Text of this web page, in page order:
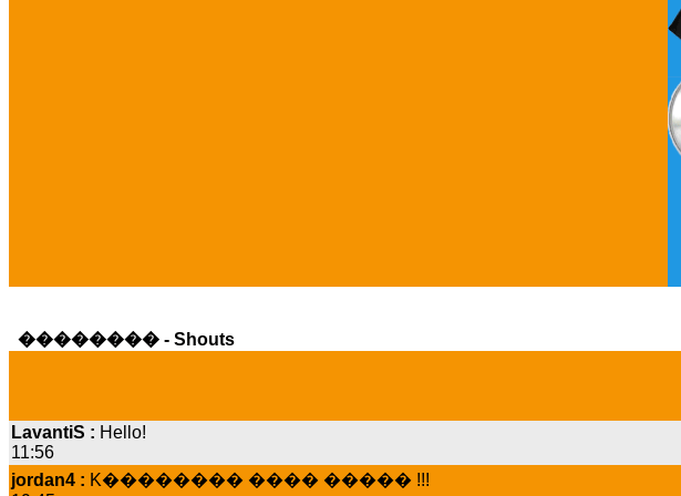
�������� - Shouts
11:56
jordan4 :K�������� ���� ����� !!!
19:45